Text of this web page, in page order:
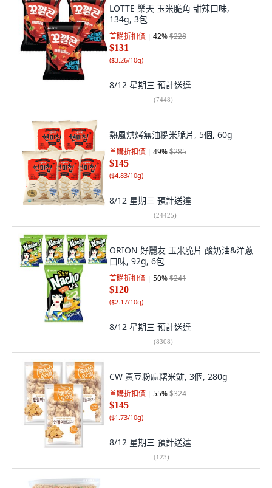
LOTTE 樂天 玉米脆角 甜辣口味,
134g, 3包
首購折扣價 42%$228
$131
($3.26/10g)
8/12 星期三 預計送達
(7448)
熱風烘烤無油糙米脆片, 5個, 60g
首購折扣價 49%$285
$145
($4.83/10g)
8/12 星期三 預計送達
(24425)
ORION 好麗友 玉米脆片 酸奶油&洋蔥
口味, 92g, 6包
首購折扣價 50%$241
$120
($2.17/10g)
8/12 星期三 預計送達
(8308)
CW 黃豆粉麻糬米餅, 3個, 280g
首購折扣價 55%$324
$145
($1.73/10g)
8/12 星期三 預計送達
(123)